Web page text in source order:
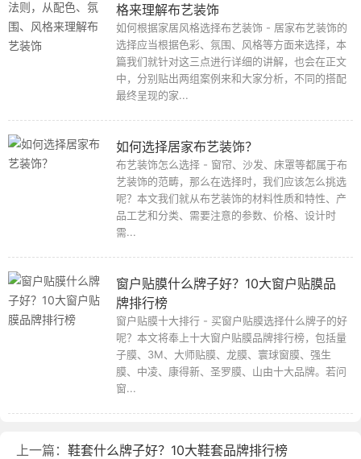
格来理解布艺装饰
如何根据家居风格选择布艺装饰 - 居家布艺装饰的
选择应当根据色彩、氛围、风格等方面来选择，本
篇我们就针对这三点进行详细的讲解，也会在正文
中，分别贴出两组案例来和大家分析，不同的搭配
最终呈现的家...
如何选择居家布艺装饰？
布艺装饰怎么选择 - 窗帘、沙发、床罩等都属于布
艺装饰的范畴，那么在选择时，我们应该怎么挑选
呢？本文我们就从布艺装饰的材料性质和特性、产
品工艺和分类、需要注意的参数、价格、设计时
需...
窗户贴膜什么牌子好？10大窗户贴膜品
牌排行榜
窗户贴膜十大排行 - 买窗户贴膜选择什么牌子的好
呢？本文将奉上十大窗户贴膜品牌排行榜，包括量
子膜、3M、大师贴膜、龙膜、寰球窗膜、强生
膜、中凌、康得新、圣罗膜、山由十大品牌。若问
窗...
上一篇： 鞋套什么牌子好？10大鞋套品牌排行榜